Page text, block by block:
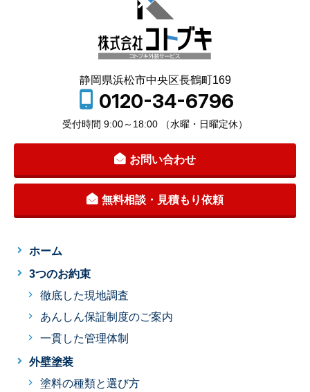
静岡県浜松市中央区長鶴町169
0120-34-6796
受付時間 9:00～18:00 （水曜・日曜定休）
お問い合わせ
無料相談・見積もり依頼
ホーム
3つのお約束
徹底した現地調査
あんしん保証制度のご案内
一貫した管理体制
外壁塗装
塗料の種類と選び方